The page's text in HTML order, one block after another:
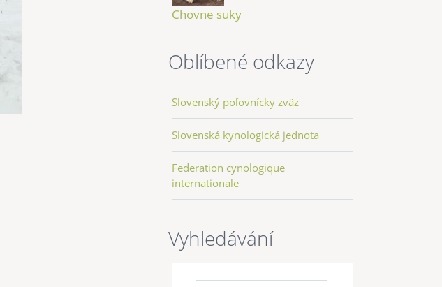
Chovne suky
Oblíbené odkazy
Slovenský poľovnícky zväz
Slovenská kynologická jednota
Federation cynologique
internationale
Vyhledávání